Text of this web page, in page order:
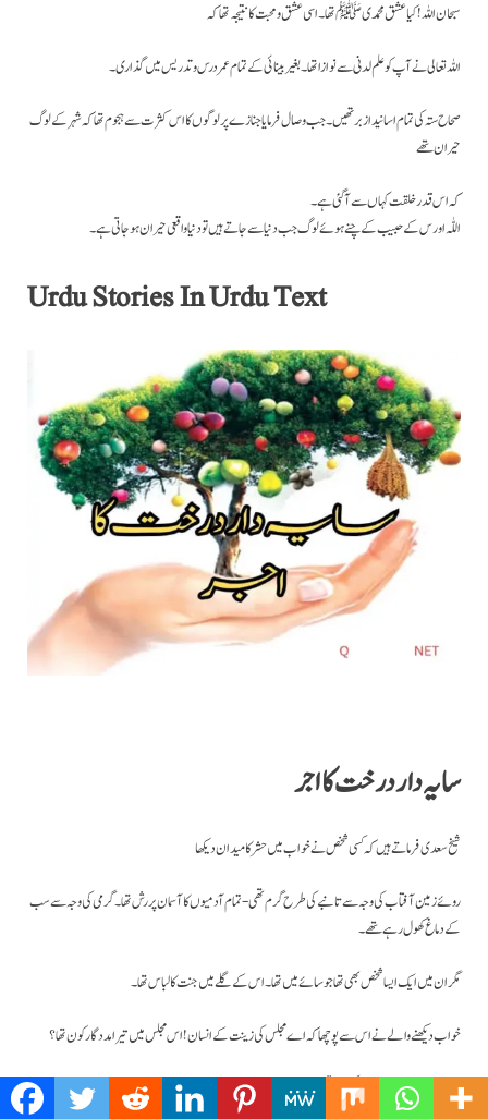
سبحان اللہ ! کیا عشق محمدیﷺتھا۔ اسی عشق و محبت کا نتیجہ تھا کہ
اللہ تعالی نے آپ کو علم لدنی سے نوازا تھا۔ بغیر بینائی کے تمام عمر درس و تدریس میں گذاری۔
صحاح ستہ کی تمام اسانید ازبر تھیں۔ جب وصال فرمایا جنازے پر لوگوں کا اس کثرت سے ہجوم تھا کہ شہر کے لوگ
حیران تھے
کہ اس قدر خلقت کہاں سے آگئی ہے۔
اللّٰہ اور س کے حبیب کے چنے ہوئے لوگ جب دنیا سے جاتے ہیں تو دنیا واقعی حیران ہو جاتی ہے۔
Urdu Stories In Urdu Text
سایہ دار درخت کا اجر
شیخ سعدی فرماتے ہیں کہ کسی شخص نے خواب میں حشر کا میدان دیکھا
روئے زمین آفتاب کی وجہ سے تانبے کی طرح گرم تھی- تمام آدمیوں کا آسمان پر رش تھا۔ گرمی کی وجہ سے سب
کے دماغ کھول رہے تھے۔
مگر ان میں ایک ایسا شخص بھی تھا جو سائے میں تھا۔ اس کے گلے میں جنت کا لباس تھا۔
خواب دیکھنے والے نے اس سے پوچھا کہ اے مجلس کی زینت کے انسان! اس مجلس میں تیرا مددگار کون تھا؟
تو نے دنیا میں ایسی کون سی نیکی کی تھی جو آج یہ شان نصیب ہوئی ہے؟؟